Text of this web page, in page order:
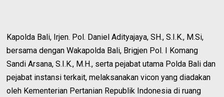
Kapolda Bali, Irjen. Pol. Daniel Adityajaya, SH., S.I.K., M.Si,
bersama dengan Wakapolda Bali, Brigjen Pol. I Komang
Sandi Arsana, S.I.K., M.H., serta pejabat utama Polda Bali dan
pejabat instansi terkait, melaksanakan vicon yang diadakan
oleh Kementerian Pertanian Republik Indonesia di ruang